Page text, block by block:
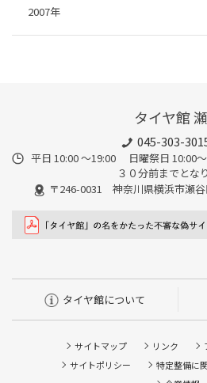
2007年
タイヤ館
045-303-
平日 10:00 ～19:00 日曜祭日 10:00
３０分前までとな
〒246-0031 神奈川県横浜市瀬
タイヤ館について
サイトマップ リンク
サイトポリシー
特定整備に